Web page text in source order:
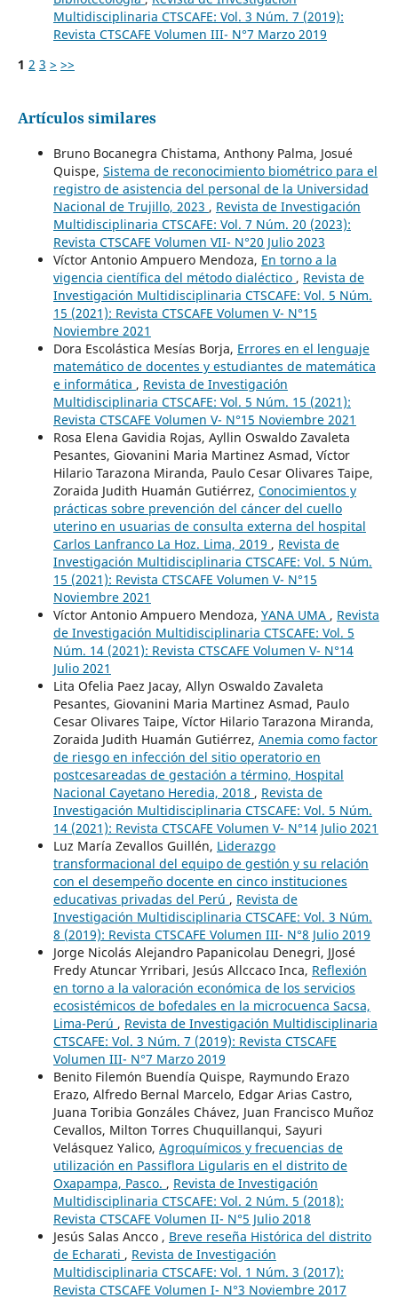
Multidisciplinaria CTSCAFE: Vol. 3 Núm. 7 (2019):
Revista CTSCAFE Volumen III- N°7 Marzo 2019
1 2 3 > >>
Artículos similares
Bruno Bocanegra Chistama, Anthony Palma, Josué
Quispe, Sistema de reconocimiento biométrico para el
registro de asistencia del personal de la Universidad
Nacional de Trujillo, 2023 , Revista de Investigación
Multidisciplinaria CTSCAFE: Vol. 7 Núm. 20 (2023):
Revista CTSCAFE Volumen VII- N°20 Julio 2023
Víctor Antonio Ampuero Mendoza, En torno a la
vigencia científica del método dialéctico , Revista de
Investigación Multidisciplinaria CTSCAFE: Vol. 5 Núm.
15 (2021): Revista CTSCAFE Volumen V- N°15
Noviembre 2021
Dora Escolástica Mesías Borja, Errores en el lenguaje
matemático de docentes y estudiantes de matemática
e informática , Revista de Investigación
Multidisciplinaria CTSCAFE: Vol. 5 Núm. 15 (2021):
Revista CTSCAFE Volumen V- N°15 Noviembre 2021
Rosa Elena Gavidia Rojas, Ayllin Oswaldo Zavaleta
Pesantes, Giovanini Maria Martinez Asmad, Víctor
Hilario Tarazona Miranda, Paulo Cesar Olivares Taipe,
Zoraida Judith Huamán Gutiérrez, Conocimientos y
prácticas sobre prevención del cáncer del cuello
uterino en usuarias de consulta externa del hospital
Carlos Lanfranco La Hoz. Lima, 2019 , Revista de
Investigación Multidisciplinaria CTSCAFE: Vol. 5 Núm.
15 (2021): Revista CTSCAFE Volumen V- N°15
Noviembre 2021
Víctor Antonio Ampuero Mendoza, YANA UMA , Revista
de Investigación Multidisciplinaria CTSCAFE: Vol. 5
Núm. 14 (2021): Revista CTSCAFE Volumen V- N°14
Julio 2021
Lita Ofelia Paez Jacay, Allyn Oswaldo Zavaleta
Pesantes, Giovanini Maria Martinez Asmad, Paulo
Cesar Olivares Taipe, Víctor Hilario Tarazona Miranda,
Zoraida Judith Huamán Gutiérrez, Anemia como factor
de riesgo en infección del sitio operatorio en
postcesareadas de gestación a término, Hospital
Nacional Cayetano Heredia, 2018 , Revista de
Investigación Multidisciplinaria CTSCAFE: Vol. 5 Núm.
14 (2021): Revista CTSCAFE Volumen V- N°14 Julio 2021
Luz María Zevallos Guillén, Liderazgo
transformacional del equipo de gestión y su relación
con el desempeño docente en cinco instituciones
educativas privadas del Perú , Revista de
Investigación Multidisciplinaria CTSCAFE: Vol. 3 Núm.
8 (2019): Revista CTSCAFE Volumen III- N°8 Julio 2019
Jorge Nicolás Alejandro Papanicolau Denegri, JJosé
Fredy Atuncar Yrribari, Jesús Allccaco Inca, Reflexión
en torno a la valoración económica de los servicios
ecosistémicos de bofedales en la microcuenca Sacsa,
Lima-Perú , Revista de Investigación Multidisciplinaria
CTSCAFE: Vol. 3 Núm. 7 (2019): Revista CTSCAFE
Volumen III- N°7 Marzo 2019
Benito Filemón Buendía Quispe, Raymundo Erazo
Erazo, Alfredo Bernal Marcelo, Edgar Arias Castro,
Juana Toribia Gonzáles Chávez, Juan Francisco Muñoz
Cevallos, Milton Torres Chuquillanqui, Sayuri
Velásquez Yalico, Agroquímicos y frecuencias de
utilización en Passiflora Ligularis en el distrito de
Oxapampa, Pasco. , Revista de Investigación
Multidisciplinaria CTSCAFE: Vol. 2 Núm. 5 (2018):
Revista CTSCAFE Volumen II- N°5 Julio 2018
Jesús Salas Ancco , Breve reseña Histórica del distrito
de Echarati , Revista de Investigación
Multidisciplinaria CTSCAFE: Vol. 1 Núm. 3 (2017):
Revista CTSCAFE Volumen I- N°3 Noviembre 2017